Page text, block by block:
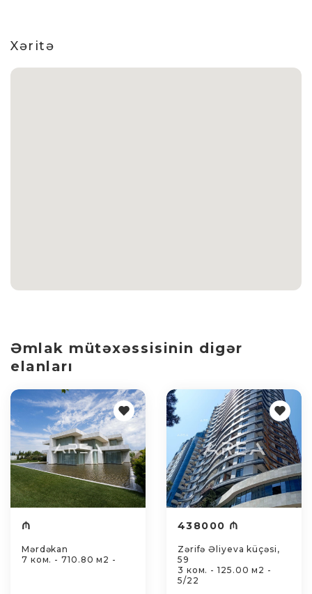
Xəritə
Əmlak mütəxəssisinin digər
elanları
₼
Mərdəkan
7 ком. - 710.80 м2 -
438000 ₼
Zərifə Əliyeva küçəsi,
59
3 ком. - 125.00 м2 -
5/22